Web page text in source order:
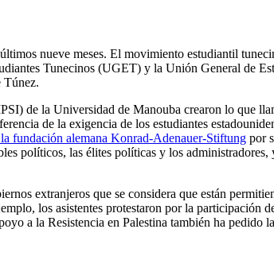
nueve meses. El movimiento estudiantil
Tunecinos (UGET) y la Unión General de
Túnez.
de la Universidad de Manouba crearon lo que
de la exigencia de los estudiantes
fundación alemana Konrad-Adenauer-Stiftung por
políticos, las élites políticas y los
extranjeros que se considera que están
los asistentes protestaron por la participación
a la Resistencia en Palestina también ha pedido